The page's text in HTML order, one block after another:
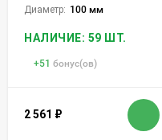
Диаметр: 100 мм
НАЛИЧИЕ: 59 ШТ.
+51 бонус(ов)
2 561 ₽